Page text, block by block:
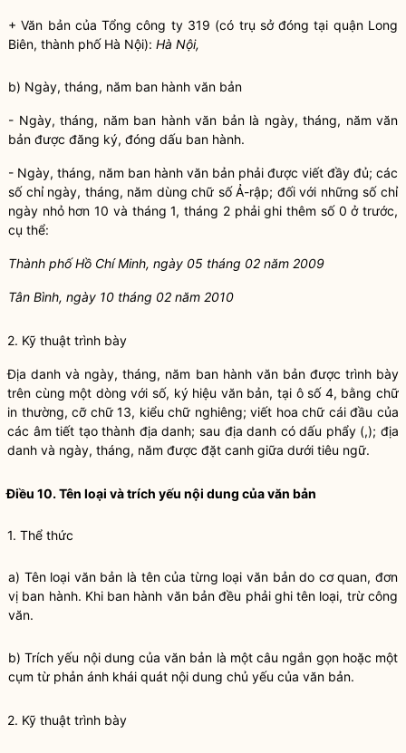
+ Văn bản của Tổng công ty 319 (có trụ sở đóng tại quận Long
Biên, thành phố Hà Nội): Hà Nội,
b) Ngày, tháng, năm ban hành văn bản
- Ngày, tháng, năm ban hành văn bản là ngày, tháng, năm văn
bản được đăng ký, đóng dấu ban hành.
- Ngày, tháng, năm ban hành văn bản phải được viết đầy đủ; các
số chỉ ngày, tháng, năm dùng chữ số Ả-rập; đối với những số chỉ
ngày nhỏ hơn 10 và tháng 1, tháng 2 phải ghi thêm số 0 ở trước,
cụ thể:
Thành phốHồ Chí Minh, ngày 05 tháng 02 năm 2009
Tân Bình, ngày 10 tháng 02 năm 2010
2. Kỹ thuật trình bày
Địa danh và ngày, tháng, năm ban hành văn bản được trình bày
trên cùng một dòng với số, ký hiệu văn bản, tại ô số 4, bằng chữ
in thường, cỡ chữ 13, kiểu chữ nghiêng; viết hoa chữ cái đầu của
các âm tiết tạo thành địa danh; sau địa danh có dấu phẩy (,); địa
danh và ngày, tháng, năm được đặt canh giữa dưới tiêu ngữ.
Điều 10. Tên loại và trích yếu nội dung của văn bản
1. Thể thức
a) Tên loại văn bản là tên của từng loại văn bản do cơ quan, đơn
vị ban hành. Khi ban hành văn bản đều phải ghi tên loại, trừ công
văn.
b) Trích yếu nội dung của văn bản là một câu ngắn gọn hoặc một
cụm từ phản ánh khái quát nội dung chủ yếu của văn bản.
2. Kỹ thuật trình bày